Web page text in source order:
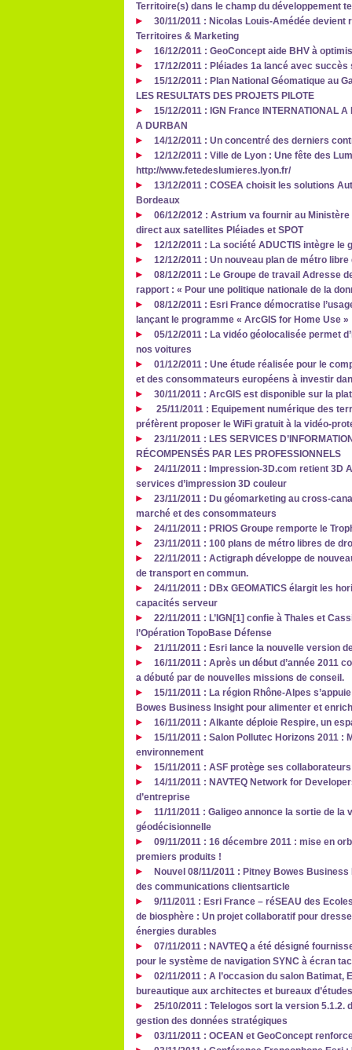
Territoire(s) dans le champ du développement
30/11/2011 : Nicolas Louis-Amédée
Territoires & Marketing
16/12/2011 : GeoConcept aide BHV à
17/12/2011 : Pléiades 1a lancé avec
15/12/2011 : Plan National Géomatique au
LES RESULTATS DES PROJETS PILOTE
15/12/2011 : IGN France INTERNATIONAL A
A DURBAN
14/12/2011 : Un concentré des derniers
12/12/2011 : Ville de Lyon : Une fête des
http://www.fetedeslumieres.lyon.fr/
13/12/2011 : COSEA choisit les solutions
Bordeaux
06/12/2012 : Astrium va fournir au
direct aux satellites Pléiades et SPOT
12/12/2011 : La société ADUCTIS intègre le
12/12/2011 : Un nouveau plan de métro
08/12/2011 : Le Groupe de travail Adresse
rapport : « Pour une politique nationale de la
08/12/2011 : Esri France démocratise
lançant le programme « ArcGIS for Home Use »
05/12/2011 : La vidéo géolocalisée permet
nos voitures
01/12/2011 : Une étude réalisée pour le
et des consommateurs européens à investir
30/11/2011 : ArcGIS est disponible sur la
25/11/2011 : Equipement numérique des
préfèrent proposer le WiFi gratuit à la vidéo-
23/11/2011 : LES SERVICES
RÉCOMPENSÉS PAR LES PROFESSIONNELS
24/11/2011 : Impression-3D.com retient 3D
services d’impression 3D couleur
23/11/2011 : Du géomarketing au cross-
marché et des consommateurs
24/11/2011 : PRIOS Groupe remporte le
23/11/2011 : 100 plans de métro libres de
22/11/2011 : Actigraph développe de
de transport en commun.
24/11/2011 : DBx GEOMATICS élargit les
capacités serveur
22/11/2011 : L’IGN[1] confie à Thales et
l’Opération TopoBase Défense
21/11/2011 : Esri lance la nouvelle version
16/11/2011 : Après un début d’année 2011
a débuté par de nouvelles missions de conseil.
15/11/2011 : La région Rhône-Alpes
Bowes Business Insight pour alimenter et
16/11/2011 : Alkante déploie Respire, un
15/11/2011 : Salon Pollutec Horizons 2011
environnement
15/11/2011 : ASF protège ses
14/11/2011 : NAVTEQ Network for
d’entreprise
11/11/2011 : Galigeo annonce la sortie de
géodécisionnelle
09/11/2011 : 16 décembre 2011 : mise en
premiers produits !
Nouvel 08/11/2011 : Pitney Bowes
des communications clientsarticle
9/11/2011 : Esri France – réSEAU des
de biosphère : Un projet collaboratif pour
énergies durables
07/11/2011 : NAVTEQ a été désigné
pour le système de navigation SYNC à écran
02/11/2011 : A l’occasion du salon
bureautique aux architectes et bureaux d’études
25/10/2011 : Telelogos sort la version 5.1.2.
gestion des données stratégiques
03/11/2011 : OCEAN et GeoConcept